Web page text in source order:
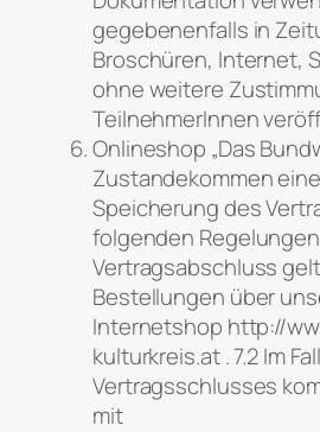
gegebenenfalls in
Broschüren, Internet,
ohne weitere
TeilnehmerInnen
Onlineshop „Das
Zustandekommen
Speicherung des
folgenden
Vertragsabschluss
Bestellungen über
Internetshop http://
kulturkreis.at . 7.2 Im
Vertragsschlusses
mit